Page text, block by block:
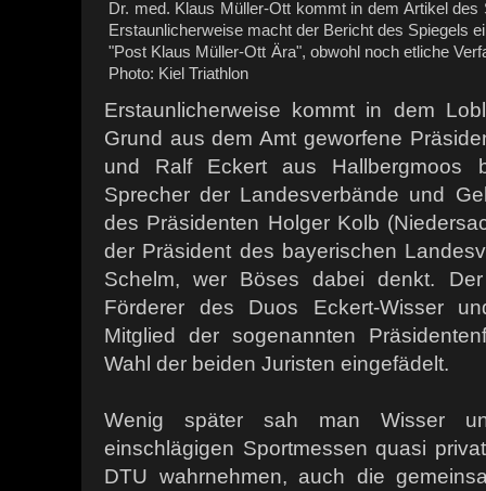
Dr. med. Klaus Müller-Ott kommt in dem Artikel
Erstaunlicherweise macht der Bericht des Spiegels
"Post Klaus Müller-Ott Ära", obwohl noch etliche
Photo: Kiel Triathlon
Erstaunlicherweise kommt in dem
Grund aus dem Amt geworfene
und Ralf Eckert aus Hallbergmoos
Sprecher der Landesverbände und
des Präsidenten Holger Kolb
der Präsident des bayerischen
Schelm, wer Böses dabei denkt.
Förderer des Duos Eckert-Wisser
Mitglied der sogenannten
Wahl der beiden Juristen eingefädelt.
Wenig später sah man Wisser
einschlägigen Sportmessen quasi
DTU wahrnehmen, auch die